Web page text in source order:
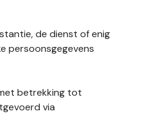
de dienst of enig
persoonsgegevens
betrekking tot
via